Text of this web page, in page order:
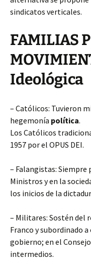
sindicatos verticales.
FAMILIAS
Ideológica
– Católicos: Tuvieron
hegemonía política.
Los Católicos
1957 por el OPUS DEI.
– Falangistas: Siempre
Ministros y en la
los inicios de la
– Militares: Sostén
Franco y subordinado
gobierno; en el
intermedios.